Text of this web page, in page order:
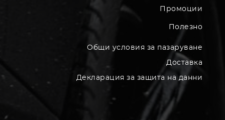
Промоции
Полезно
Общи условия за пазаруване
Доставка
Декларация за защита на данни